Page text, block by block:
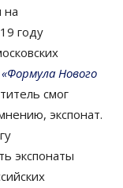
на
году
«Формула Нового
смог
экспонат.
экспонаты